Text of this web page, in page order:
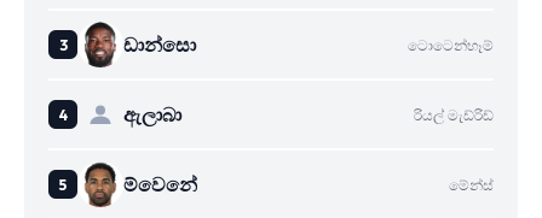
ඩාන්සො ටොටෙන්හෑම්
ඇලාබා රියල් මැඩ්රිඩ්
ම්වෙනේ මේන්ස්